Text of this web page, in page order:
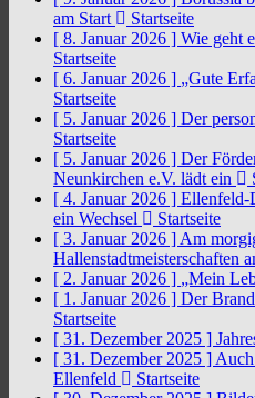
am Start
Startseite
[ 8. Januar 2026 ] Wie geht
Startseite
[ 6. Januar 2026 ] „Gute
Startseite
[ 5. Januar 2026 ] Der
Startseite
[ 5. Januar 2026 ] Der
Neunkirchen e.V. lädt ein
[ 4. Januar 2026 ] Ellenfeld-
ein Wechsel
Startseite
[ 3. Januar 2026 ] Am
Hallenstadtmeisterschaften
[ 2. Januar 2026 ] „Mein
[ 1. Januar 2026 ] Der
Startseite
[ 31. Dezember 2025 ]
[ 31. Dezember 2025 ]
Ellenfeld
Startseite